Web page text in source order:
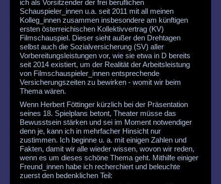
ich als Vorsitzender der frei beruflichen
Schauspieler_innen u.a. seit 2011 mit all meinen
Kolleg_innen zusammen insbesondere am künftigen
ersten österreichischen Kollektivvertrag (KV)
Filmschauspiel. Dieser sieht außer den Drehtagen
selbst auch die Sozialversicherung (SV) aller
Vorbereitungsleistungen vor, wie sie etwa in D bereits
seit 2014 existiert, um der Realität der Arbeitsleistung
von Filmschauspieler_innen entsprechende
Versicherungszeiten zu bewirken - womit wir beim
Thema wären.
Wenn Herbert Föttinger kürzlich bei der Präsentation
seines 18. Spielplans betont, Theater müsse das
Bewusstsein stärken und sei im Moment notwendiger
denn je, kann ich in mehrfacher Hinsicht nur
zustimmen. Ich beginne u. a. mit einigen Zahlen und
Fakten, damit wir alle wieder wissen, wovon wir reden,
wenn es um dieses schöne Thema geht. Mithilfe einiger
Freund_innen habe ich recherchiert und beleuchte
zuerst den bedenklichen Teil: